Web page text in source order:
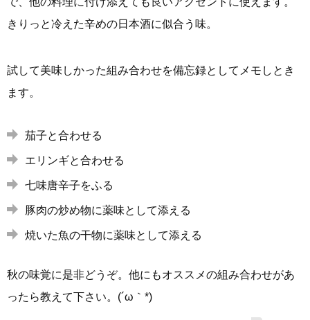
きりっと冷えた辛めの日本酒に似合う味。
試して美味しかった組み合わせを備忘録としてメモしとき
ます。
茄子と合わせる
エリンギと合わせる
七味唐辛子をふる
豚肉の炒め物に薬味として添える
焼いた魚の干物に薬味として添える
秋の味覚に是非どうぞ。他にもオススメの組み合わせがあ
ったら教えて下さい。(´ω｀*)